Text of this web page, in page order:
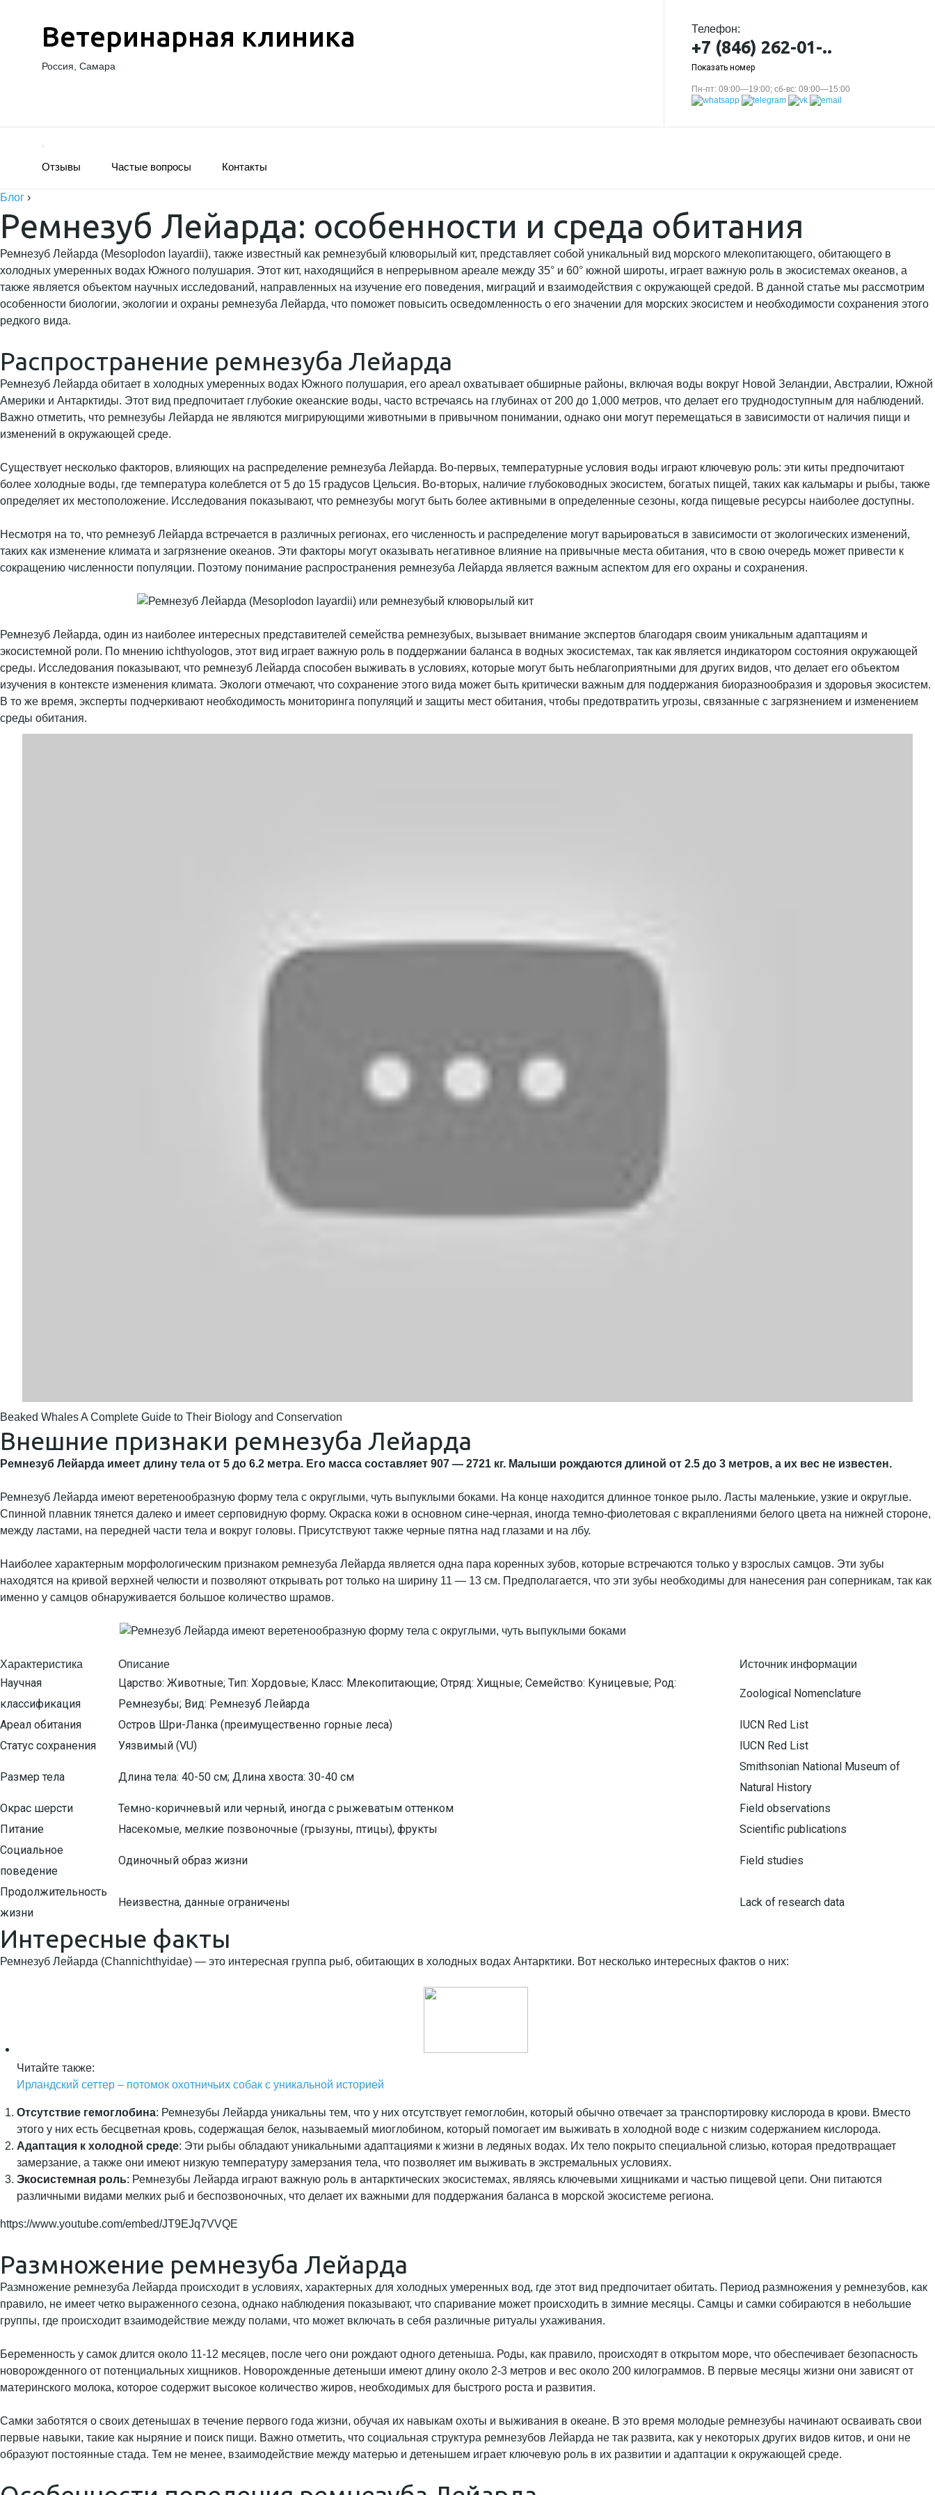
Ветеринарная клиника
Россия, Самара
Телефон:
+7 (846) 262-01-..
Показать номер
Пн-пт: 09:00—19:00; сб-вс: 09:00—15:00
Отзывы Частые вопросы Контакты
Блог ›
Ремнезуб Лейарда: особенности и среда обитания
Ремнезуб Лейарда (Mesoplodon layardii), также известный как ремнезубый клюворылый кит, представляет собой уникальный вид морского млекопитающего, обитающего в
холодных умеренных водах Южного полушария. Этот кит, находящийся в непрерывном ареале между 35° и 60° южной широты, играет важную роль в экосистемах океанов, а
также является объектом научных исследований, направленных на изучение его поведения, миграций и взаимодействия с окружающей средой. В данной статье мы рассмотрим
особенности биологии, экологии и охраны ремнезуба Лейарда, что поможет повысить осведомленность о его значении для морских экосистем и необходимости сохранения этого
редкого вида.
Распространение ремнезуба Лейарда
Ремнезуб Лейарда обитает в холодных умеренных водах Южного полушария, его ареал охватывает обширные районы, включая воды вокруг Новой Зеландии, Австралии, Южной
Америки и Антарктиды. Этот вид предпочитает глубокие океанские воды, часто встречаясь на глубинах от 200 до 1,000 метров, что делает его труднодоступным для наблюдений.
Важно отметить, что ремнезубы Лейарда не являются мигрирующими животными в привычном понимании, однако они могут перемещаться в зависимости от наличия пищи и
изменений в окружающей среде.
Существует несколько факторов, влияющих на распределение ремнезуба Лейарда. Во-первых, температурные условия воды играют ключевую роль: эти киты предпочитают
более холодные воды, где температура колеблется от 5 до 15 градусов Цельсия. Во-вторых, наличие глубоководных экосистем, богатых пищей, таких как кальмары и рыбы, также
определяет их местоположение. Исследования показывают, что ремнезубы могут быть более активными в определенные сезоны, когда пищевые ресурсы наиболее доступны.
Несмотря на то, что ремнезуб Лейарда встречается в различных регионах, его численность и распределение могут варьироваться в зависимости от экологических изменений,
таких как изменение климата и загрязнение океанов. Эти факторы могут оказывать негативное влияние на привычные места обитания, что в свою очередь может привести к
сокращению численности популяции. Поэтому понимание распространения ремнезуба Лейарда является важным аспектом для его охраны и сохранения.
Ремнезуб Лейарда, один из наиболее интересных представителей семейства ремнезубых, вызывает внимание экспертов благодаря своим уникальным адаптациям и
экосистемной роли. По мнению ichthyologов, этот вид играет важную роль в поддержании баланса в водных экосистемах, так как является индикатором состояния окружающей
среды. Исследования показывают, что ремнезуб Лейарда способен выживать в условиях, которые могут быть неблагоприятными для других видов, что делает его объектом
изучения в контексте изменения климата. Экологи отмечают, что сохранение этого вида может быть критически важным для поддержания биоразнообразия и здоровья экосистем.
В то же время, эксперты подчеркивают необходимость мониторинга популяций и защиты мест обитания, чтобы предотвратить угрозы, связанные с загрязнением и изменением
среды обитания.
Beaked Whales A Complete Guide to Their Biology and Conservation
Внешние признаки ремнезуба Лейарда
Ремнезуб Лейарда имеет длину тела от 5 до 6.2 метра. Его масса составляет 907 — 2721 кг. Малыши рождаются длиной от 2.5 до 3 метров, а их вес не известен.
Ремнезуб Лейарда имеют веретенообразную форму тела с округлыми, чуть выпуклыми боками. На конце находится длинное тонкое рыло. Ласты маленькие, узкие и округлые.
Спинной плавник тянется далеко и имеет серповидную форму. Окраска кожи в основном сине-черная, иногда темно-фиолетовая с вкраплениями белого цвета на нижней стороне,
между ластами, на передней части тела и вокруг головы. Присутствуют также черные пятна над глазами и на лбу.
Наиболее характерным морфологическим признаком ремнезуба Лейарда является одна пара коренных зубов, которые встречаются только у взрослых самцов. Эти зубы
находятся на кривой верхней челюсти и позволяют открывать рот только на ширину 11 — 13 см. Предполагается, что эти зубы необходимы для нанесения ран соперникам, так как
именно у самцов обнаруживается большое количество шрамов.
Характеристика Описание Источник информации
Научная
классификация
Царство: Животные; Тип: Хордовые; Класс: Млекопитающие; Отряд: Хищные; Семейство: Куницевые; Род:
Ремнезубы; Вид: Ремнезуб Лейарда
Zoological Nomenclature
Ареал обитания Остров Шри-Ланка (преимущественно горные леса)
IUCN Red List
Статус сохранения
Уязвимый (VU) IUCN Red List
Размер тела Длина тела: 40-50 см; Длина хвоста: 30-40 см
Smithsonian National Museum of
Natural History
Окрас шерсти
Темно-коричневый или черный, иногда с рыжеватым оттенком
Field observations
Питание
Насекомые, мелкие позвоночные (грызуны, птицы), фрукты
Scientific publications
Социальное
поведение
Одиночный образ жизни Field studies
Продолжительность
жизни
Неизвестна, данные ограничены Lack of research data
Интересные факты
Ремнезуб Лейарда (Channichthyidae) — это интересная группа рыб, обитающих в холодных водах Антарктики. Вот несколько интересных фактов о них:
Читайте также:
Ирландский сеттер – потомок охотничьих собак с уникальной историей
Отсутствие гемоглобина: Ремнезубы Лейарда уникальны тем, что у них отсутствует гемоглобин, который обычно отвечает за транспортировку кислорода в крови. Вместо
этого у них есть бесцветная кровь, содержащая белок, называемый миоглобином, который помогает им выживать в холодной воде с низким содержанием кислорода.
Адаптация к холодной среде: Эти рыбы обладают уникальными адаптациями к жизни в ледяных водах. Их тело покрыто специальной слизью, которая предотвращает
замерзание, а также они имеют низкую температуру замерзания тела, что позволяет им выживать в экстремальных условиях.
Экосистемная роль: Ремнезубы Лейарда играют важную роль в антарктических экосистемах, являясь ключевыми хищниками и частью пищевой цепи. Они питаются
различными видами мелких рыб и беспозвоночных, что делает их важными для поддержания баланса в морской экосистеме региона.
https://www.youtube.com/embed/JT9EJq7VVQE
Размножение ремнезуба Лейарда
Размножение ремнезуба Лейарда происходит в условиях, характерных для холодных умеренных вод, где этот вид предпочитает обитать. Период размножения у ремнезубов, как
правило, не имеет четко выраженного сезона, однако наблюдения показывают, что спаривание может происходить в зимние месяцы. Самцы и самки собираются в небольшие
группы, где происходит взаимодействие между полами, что может включать в себя различные ритуалы ухаживания.
Беременность у самок длится около 11-12 месяцев, после чего они рождают одного детеныша. Роды, как правило, происходят в открытом море, что обеспечивает безопасность
новорожденного от потенциальных хищников. Новорожденные детеныши имеют длину около 2-3 метров и вес около 200 килограммов. В первые месяцы жизни они зависят от
материнского молока, которое содержит высокое количество жиров, необходимых для быстрого роста и развития.
Самки заботятся о своих детенышах в течение первого года жизни, обучая их навыкам охоты и выживания в океане. В это время молодые ремнезубы начинают осваивать свои
первые навыки, такие как ныряние и поиск пищи. Важно отметить, что социальная структура ремнезубов Лейарда не так развита, как у некоторых других видов китов, и они не
образуют постоянные стада. Тем не менее, взаимодействие между матерью и детенышем играет ключевую роль в их развитии и адаптации к окружающей среде.